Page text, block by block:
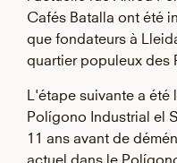
Cafés Batalla ont été
que fondateurs à
quartier populeux des
L'étape suivante a été
Polígono Industrial el
11 ans avant de
actuel dans le